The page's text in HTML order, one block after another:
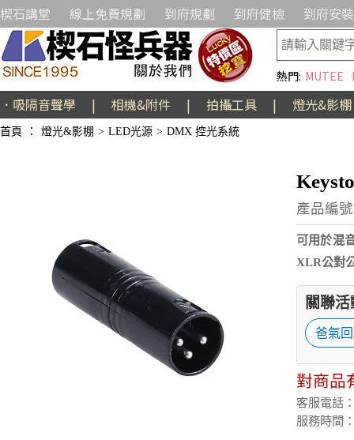
楔石講堂 線上免費規劃 到府規劃 到府健檢 到府安裝
熱門: MUTEE
．吸隔音聲學 | 相機&附件 | 拍攝工具 | 燈光&影棚
首頁 ： 燈光&影棚 > LED光源 > DMX 控光系統
產品編
可用於混
XLR公對
關聯
爸氣
對商品
客服電話
服務時間